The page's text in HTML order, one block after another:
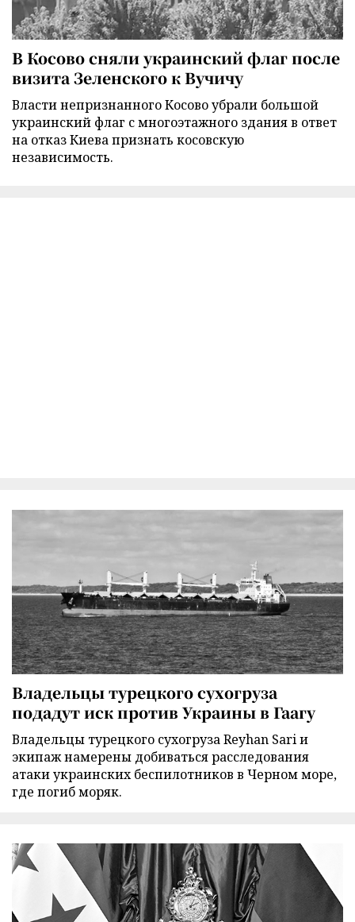
В Косово сняли украинский флаг после
визита Зеленского к Вучичу
Власти непризнанного Косово убрали большой
украинский флаг с многоэтажного здания в ответ
на отказ Киева признать косовскую
независимость.
Владельцы турецкого сухогруза
подадут иск против Украины в Гаагу
Владельцы турецкого сухогруза Reyhan Sari и
экипаж намерены добиваться расследования
атаки украинских беспилотников в Черном море,
где погиб моряк.